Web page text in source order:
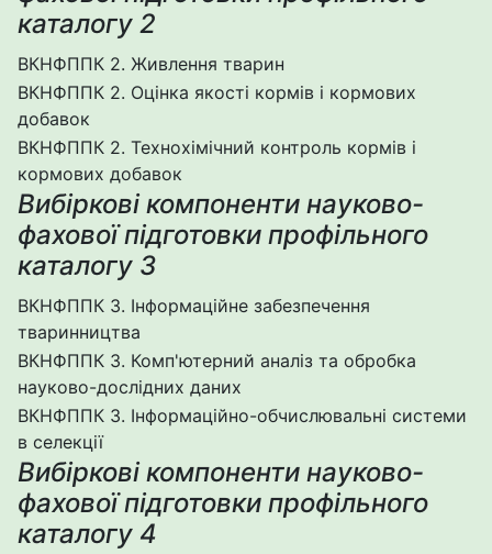
каталогу 2
ВКНФППК 2. Живлення тварин
ВКНФППК 2. Оцінка якості кормів і кормових
добавок
ВКНФППК 2. Технохімічний контроль кормів і
кормових добавок
Вибіркові компоненти науково-
фахової підготовки профільного
каталогу 3
ВКНФППК 3. Інформаційне забезпечення
тваринництва
ВКНФППК 3. Комп'ютерний аналіз та обробка
науково-дослідних даних
ВКНФППК 3. Інформаційно-обчислювальні системи
в селекції
Вибіркові компоненти науково-
фахової підготовки профільного
каталогу 4